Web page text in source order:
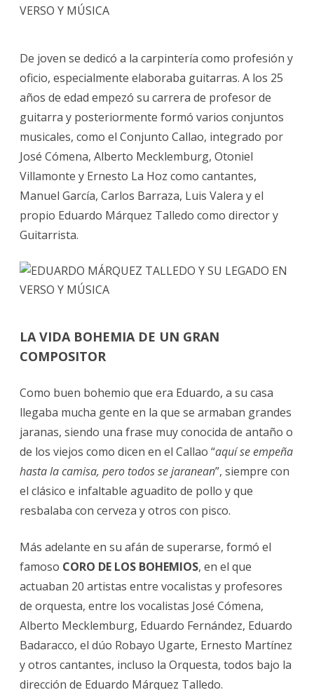
De joven se dedicó a la carpintería como profesión y
oficio, especialmente elaboraba guitarras. A los 25
años de edad empezó su carrera de profesor de
guitarra y posteriormente formó varios conjuntos
musicales, como el Conjunto Callao, integrado por
José Cómena, Alberto Mecklemburg, Otoniel
Villamonte y Ernesto La Hoz como cantantes,
Manuel García, Carlos Barraza, Luis Valera y el
propio Eduardo Márquez Talledo como director y
Guitarrista.
LA VIDA BOHEMIA DE UN GRAN
COMPOSITOR
Como buen bohemio que era Eduardo, a su casa
llegaba mucha gente en la que se armaban grandes
jaranas, siendo una frase muy conocida de antaño o
de los viejos como dicen en el Callao “aquí se empeña
hasta la camisa, pero todos se jaranean”, siempre con
el clásico e infaltable aguadito de pollo y que
resbalaba con cerveza y otros con pisco.
Más adelante en su afán de superarse, formó el
famoso CORO DE LOS BOHEMIOS, en el que
actuaban 20 artistas entre vocalistas y profesores
de orquesta, entre los vocalistas José Cómena,
Alberto Mecklemburg, Eduardo Fernández, Eduardo
Badaracco, el dúo Robayo Ugarte, Ernesto Martínez
y otros cantantes, incluso la Orquesta, todos bajo la
dirección de Eduardo Márquez Talledo.